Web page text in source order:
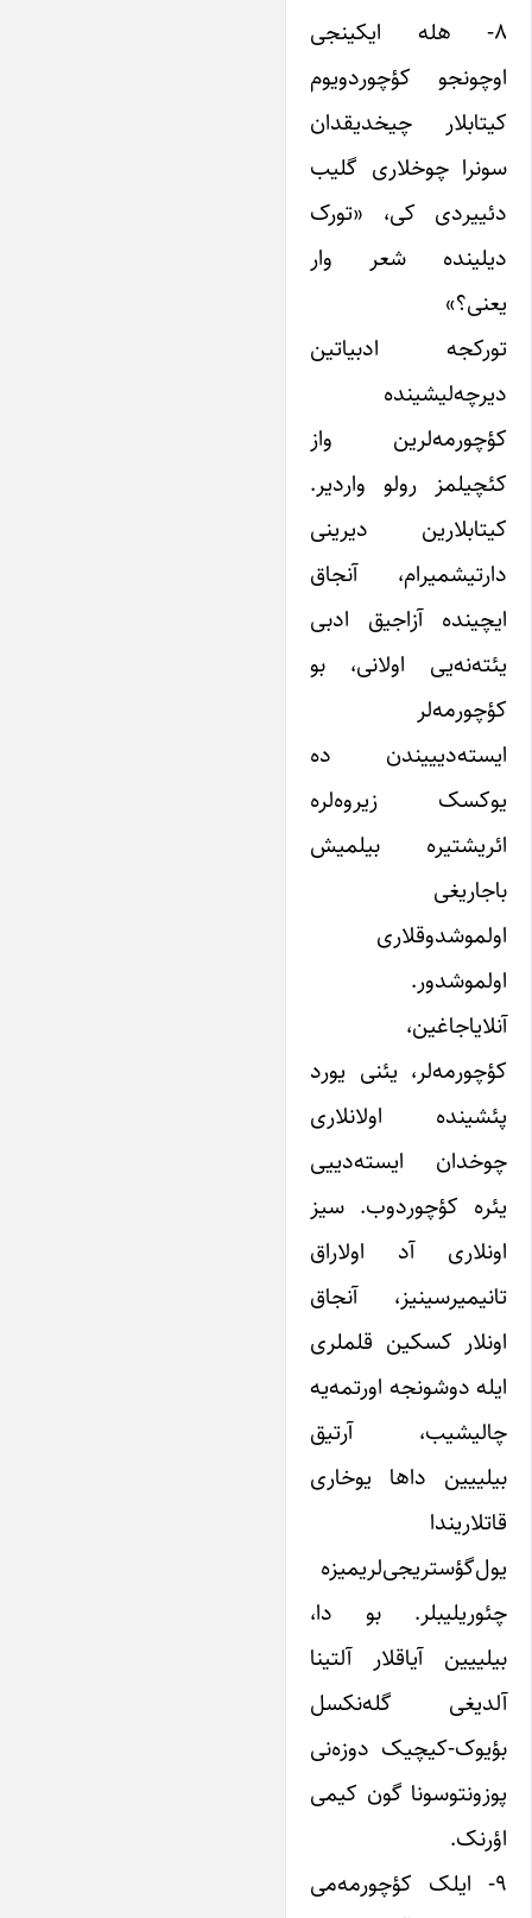
۸- هله ایکینجی
اوچونجو کؤچوردویوم
کیتابلار چیخدیقدان
سونرا چوخلاری گلیب
دئییردی کی، «تورک
دیلینده شعر وار
یعنی؟»
تورکجه ادبیاتین
دیرچه‌لیشینده
کؤچورمه‌لرین واز
کئچیلمز رولو واردیر.
کیتابلارین دیرینی
دارتیشمیرام، آنجاق
ایچینده آزاجیق ادبی
یئته‌نه‌یی اولانی، بو
کؤچورمه‌لر
ایسته‌دیییندن ده
یوکسک زیروه‌لره
ائریشتیره‌ بیلمیش
باجاریغی
‌اولموشدوقلاری
اولموشدور.
آنلایاجاغین،
کؤچورمه‌لر، یئنی یورد
پئشینده اولانلاری
چوخدان ایسته‌دییی
یئره کؤچوردوب. سیز
اونلاری آد اولاراق
تانیمیرسینیز، آنجاق
اونلار کسکین قلملری
ایله دوشونجه اورتمه‌یه
چالیشیب، آرتیق
بیلییین داها یوخاری
قاتلاریندا
یول‌گؤستریجی‌لریمیزه
چئوریلیبلر. بو دا،
بیلییین آیاقلار آلتینا
آلدیغی گله‌نکسل
بؤیوک-کیچیک دوزه‌نی
پوزونتوسونا گون کیمی
اؤرنک.
۹- ایلک کؤچورمه‌می